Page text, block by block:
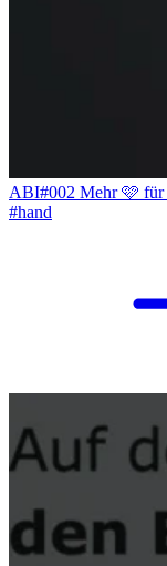
ABI#002 Mehr 🩷 für
#hand